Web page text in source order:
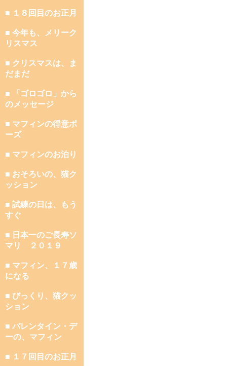
■ １８回目のお正月
■ 今年も、メリーク
リスマス
■ クリスマスは、ま
だまだ
■ 「ゴロゴロ」から
のメッセージ
■ マフィンの得意ポ
ーズ
■ マフィンのお泊り
■ おそろいの、猫ク
ッション
■ 試練の日は、もう
すぐ
■ 日本一のご長寿ソ
マリ ２０１９
■ マフィン、１７歳
になる
■ びっくり、猫クッ
ション
■ バレンタイン・デ
ーの、マフィン
■ １７回目のお正月